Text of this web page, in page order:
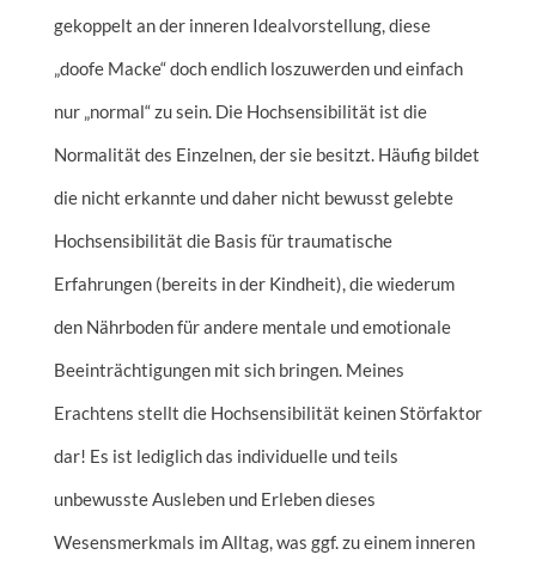
gekoppelt an der inneren Idealvorstellung, diese
„doofe Macke“ doch endlich loszuwerden und einfach
nur „normal“ zu sein. Die Hochsensibilität ist die
Normalität des Einzelnen, der sie besitzt. Häufig bildet
die nicht erkannte und daher nicht bewusst gelebte
Hochsensibilität die Basis für traumatische
Erfahrungen (bereits in der Kindheit), die wiederum
den Nährboden für andere mentale und emotionale
Beeinträchtigungen mit sich bringen. Meines
Erachtens stellt die Hochsensibilität keinen Störfaktor
dar! Es ist lediglich das individuelle und teils
unbewusste Ausleben und Erleben dieses
Wesensmerkmals im Alltag, was ggf. zu einem inneren